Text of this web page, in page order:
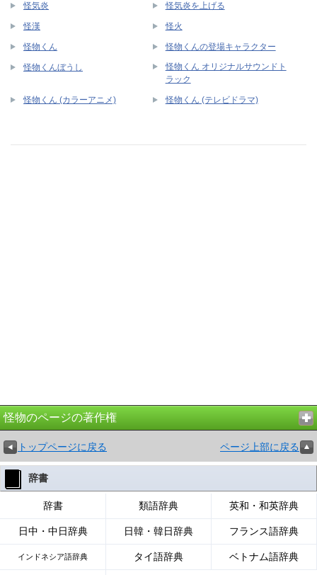
怪気炎 怪気炎を上げる
怪漢 怪火
怪物くん 怪物くんの登場キャラクター
怪物くんぼうし
怪物くん オリジナルサウンドト
ラック
怪物くん (カラーアニメ) 怪物くん (テレビドラマ)
怪物のページの著作権
トップページに戻る ページ上部に戻る
辞書
辞書 類語辞典 英和・和英辞典
日中・中日辞典 日韓・韓日辞典 フランス語辞典
インドネシア語辞典 タイ語辞典 ベトナム語辞典